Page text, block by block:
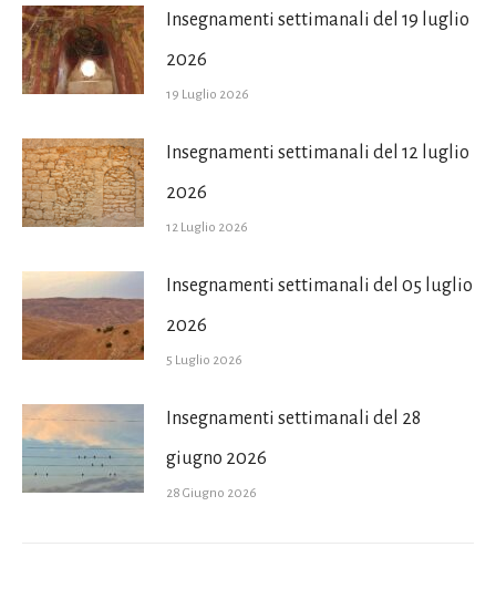
Insegnamenti settimanali del 19 luglio
2026
19 Luglio 2026
Insegnamenti settimanali del 12 luglio
2026
12 Luglio 2026
Insegnamenti settimanali del 05 luglio
2026
5 Luglio 2026
Insegnamenti settimanali del 28
giugno 2026
28 Giugno 2026